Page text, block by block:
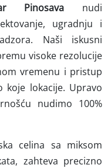
Pinosava nudi
ugradnju i
Naši iskusni
visoke rezolucije
vremenu i pristup
lokacije. Upravo
nudimo 100%
celina sa miksom
zahteva precizno